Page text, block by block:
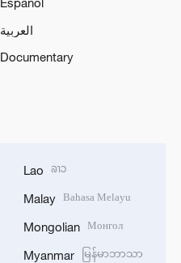
العربية
Documentary
Lao ລາວ
Malay Bahasa Melayu
Mongolian Монгол
Myanmar မြန်မာဘာသာ